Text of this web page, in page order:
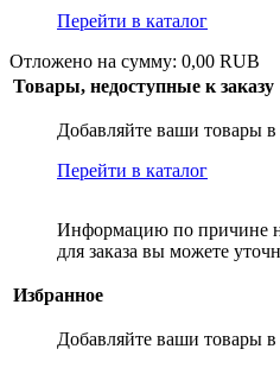
Перейти в каталог
Отложено на сумму: 0,00 RUB
Товары, недоступные к заказу
Добавляйте ваши товары в
Перейти в каталог
Информацию по причине
для заказа вы можете
Избранное
Добавляйте ваши товары в